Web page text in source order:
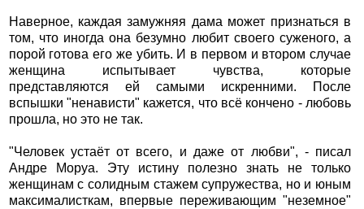
Наверное, каждая замужняя дама может признаться в
том, что иногда она безумно любит своего суженого, а
порой готова его же убить. И в первом и втором случае
женщина испытывает чувства, которые
представляются ей самыми искренними. После
вспышки "ненависти" кажется, что всё кончено - любовь
прошла, но это не так.
"Человек устаёт от всего, и даже от любви", - писал
Андре Моруа. Эту истину полезно знать не только
женщинам с солидным стажем супружества, но и юным
максималисткам, впервые переживающим "неземное"